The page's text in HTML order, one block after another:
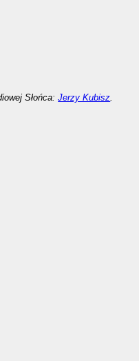
Słońca:Jerzy Kubisz.